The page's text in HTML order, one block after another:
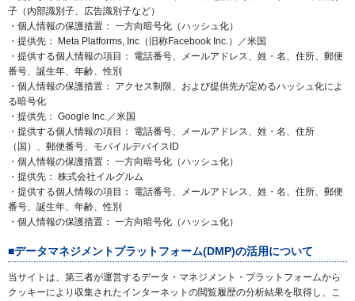
子（内部識別子、広告識別子など）
・個人情報の保護措置： 一方向暗号化（ハッシュ化）
・提供先： Meta Platforms, Inc（旧称Facebook Inc.）／米国
・提供する個人情報の項目： 電話番号、メールアドレス、姓・名、住所、郵便
番号、誕生年、年齢、性別
・個人情報の保護措置： アクセス制限、および提供先が定めるハッシュ化によ
る暗号化
・提供先： Google Inc.／米国
・提供する個人情報の項目： 電話番号、メールアドレス、姓・名、住所
（国）、郵便番号、モバイルデバイスID
・個人情報の保護措置： 一方向暗号化（ハッシュ化）
・提供先： 株式会社イルグルム
・提供する個人情報の項目： 電話番号、メールアドレス、姓・名、住所、郵便
番号、誕生年、年齢、性別
・個人情報の保護措置： 一方向暗号化（ハッシュ化）
■データマネジメントプラットフォーム(DMP)の活用について
当サイトは、第三者が運営するデータ・マネジメント・プラットフォームから
クッキーにより収集されたインターネットの閲覧履歴の分析結果を取得し、こ